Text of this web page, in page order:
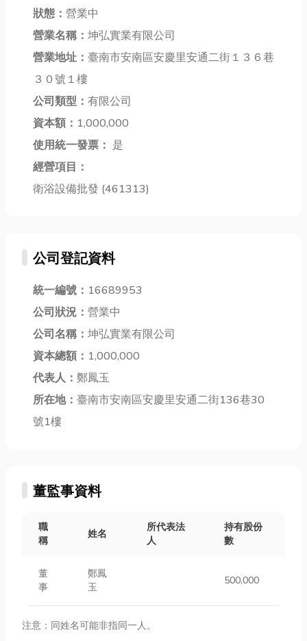
俗需要來些美
味的小點心搭
配，小編以下
中秋賞月點心
推薦清單，讓
各位嘴巴聊八
卦...
修」、「除濕
機不會動怎麼
因」，希望找
到快速又可靠
的解決...
潢五金，每天
狀態： 營業中
營業名稱： 坤弘實業有限公司
營業地址： 臺南市安南區安慶里安通二街１３６巷
３０號１樓
公司類型： 有限公司
資本額： 1,000,000
使用統一發票： 是
經營項目：
衛浴設備批發 (461313)
公司登記資料
統一編號： 16689953
公司狀況： 營業中
公司名稱： 坤弘實業有限公司
資本總額： 1,000,000
代表人： 鄭鳳玉
所在地： 臺南市安南區安慶里安通二街136巷30
號1樓
董監事資料
職
稱
姓名
所代表法
人
持有股份
數
董
事
鄭鳳
玉
500,000
注意：同姓名可能非指同一人。